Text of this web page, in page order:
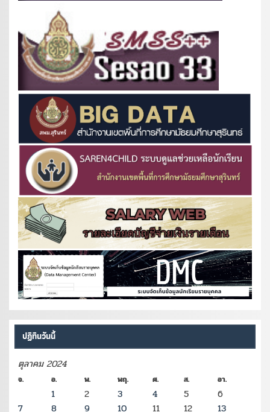
ปฏิทินวันนี้
ตุลาคม 2024
จ. อ. พ. พฤ. ศ. ส. อา.
1 2 3 4 5
6
7
8 9 10 11 12
13